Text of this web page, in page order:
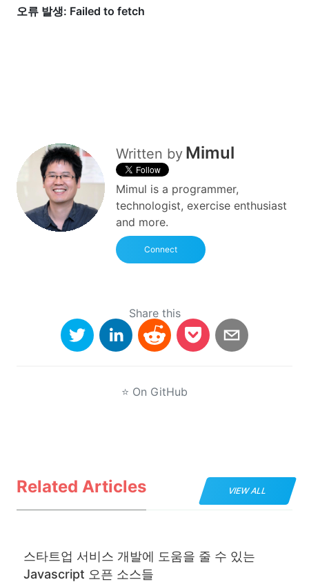
Written by Mimul
Mimul is a programmer,
technologist, exercise enthusiast
and more.
Connect
Share this
⭐ On GitHub
Related Articles VIEW ALL
스타트업 서비스 개발에 도움을 줄 수 있는
Javascript 오픈 소스들